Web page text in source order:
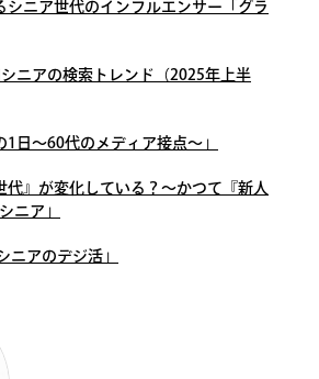
シニア世代のインフルエンサー「グラ
ニアの検索トレンド（2025年上半
日〜60代のメディア接点〜」
代』が変化している？〜かつて『新人
ニア」
ニアのデジ活」